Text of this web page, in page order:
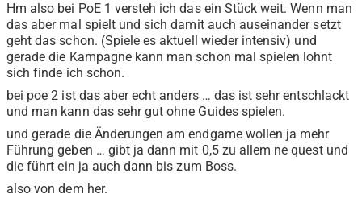
Hm also bei PoE 1 versteh ich das ein Stück weit. Wenn man
das aber mal spielt und sich damit auch auseinander setzt
geht das schon. (Spiele es aktuell wieder intensiv) und
gerade die Kampagne kann man schon mal spielen lohnt
sich finde ich schon.
bei poe 2 ist das aber echt anders … das ist sehr entschlackt
und man kann das sehr gut ohne Guides spielen.
und gerade die Änderungen am endgame wollen ja mehr
Führung geben … gibt ja dann mit 0,5 zu allem ne quest und
die führt ein ja auch dann bis zum Boss.
also von dem her.